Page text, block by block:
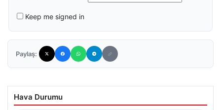
Keep me signed in
Paylaş:
Hava Durumu